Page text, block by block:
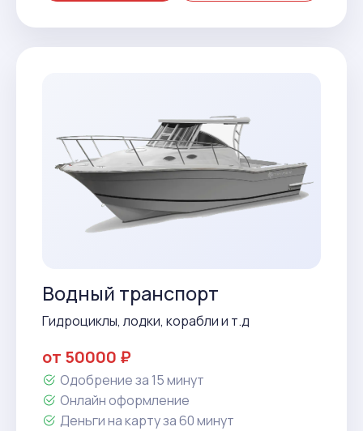
Водный транспорт
Гидроциклы, лодки, корабли и т.д
от 50000 ₽
Одобрение за 15 минут
Онлайн оформление
Деньги на карту за 60 минут